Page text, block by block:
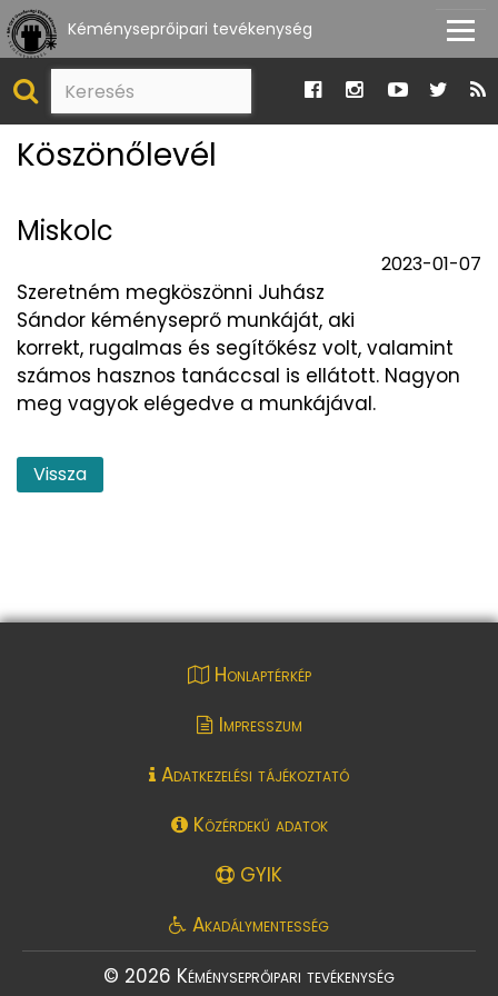
Kéményseprőipari tevékenység
Köszönőlevél
Miskolc
2023-01-07
Szeretném megköszönni Juhász
Sándor kéményseprő munkáját, aki
korrekt, rugalmas és segítőkész volt, valamint
számos hasznos tanáccsal is ellátott. Nagyon
meg vagyok elégedve a munkájával.
Vissza
Honlaptérkép
Impresszum
Adatkezelési tájékoztató
Közérdekű adatok
GYIK
Akadálymentesség
© 2026 Kéményseprőipari tevékenység